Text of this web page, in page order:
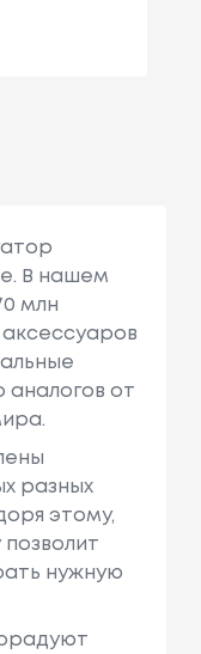
В нашем
млн
аналогов от
разных
этому,
нужную